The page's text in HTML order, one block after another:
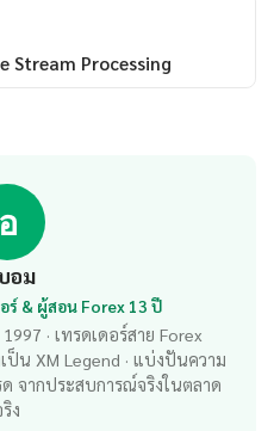
Stream Processing
อ
อม
อร์ & ผู้สอน Forex 13 ปี
· เทรดเดอร์สาย Forex
ป็น XM Legend · แบ่งปันความ
จากประสบการณ์จริงในตลาด
ง